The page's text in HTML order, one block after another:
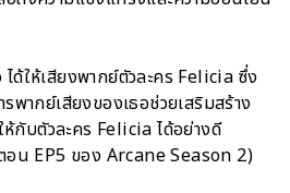
ให้เสียงพากย์ตัวละคร Felicia ซึ่ง
พากย์เสียงของเธอช่วยเสริมสร้าง
กับตัวละคร Felicia ได้อย่างดี
อน EP5 ของ Arcane Season 2)